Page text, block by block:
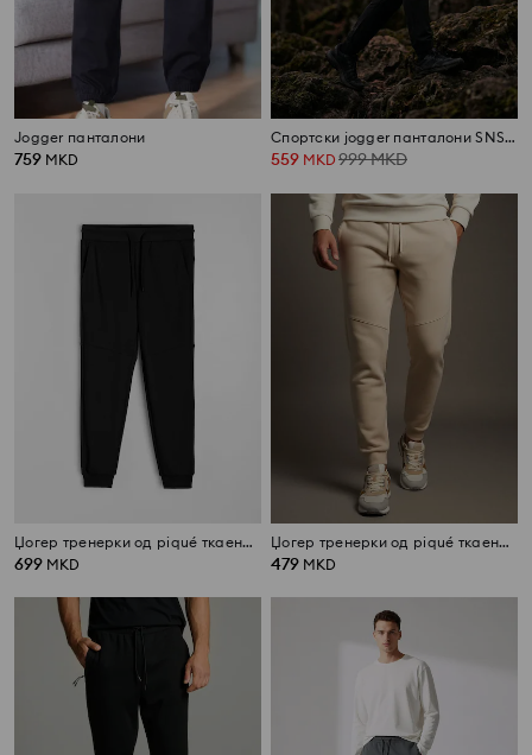
Jogger панталони
759 MKD
Спортски jogger панталони SNSY PERFORMANCE
559 MKD 999MKD
Џогер тренерки од piqué ткаенина
699 MKD
Џогер тренерки од piqué ткаенина
479 MKD